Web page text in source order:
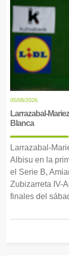
05/08/2026
Larrazabal-
Blanca
Larrazabal-
Albisu en la
el Serie B,
Zubizarreta IV-
finales del